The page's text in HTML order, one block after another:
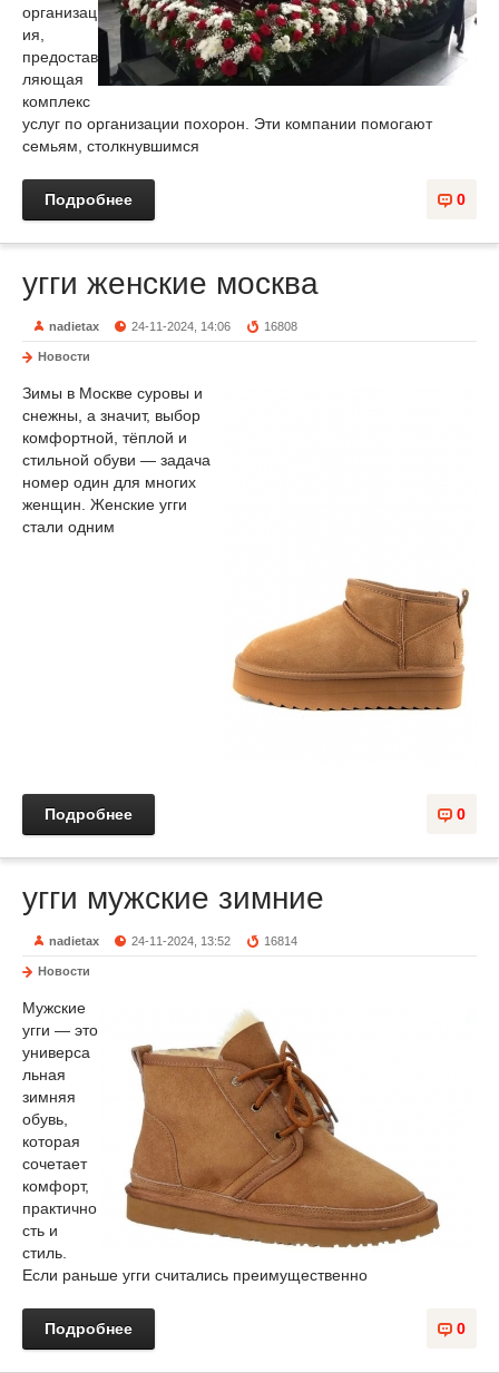
организац
ия,
предостав
ляющая
комплекс
услуг по организации похорон. Эти компании помогают
семьям, столкнувшимся
0
Подробнее
угги женские москва
nadietax 24-11-2024, 14:06 16808
Новости
Зимы в Москве суровы и
снежны, а значит, выбор
комфортной, тёплой и
стильной обуви — задача
номер один для многих
женщин. Женские угги
стали одним
0
Подробнее
угги мужские зимние
nadietax 24-11-2024, 13:52 16814
Новости
Мужские
угги — это
универса
льная
зимняя
обувь,
которая
сочетает
комфорт,
практично
сть и
стиль.
Если раньше угги считались преимущественно
0
Подробнее